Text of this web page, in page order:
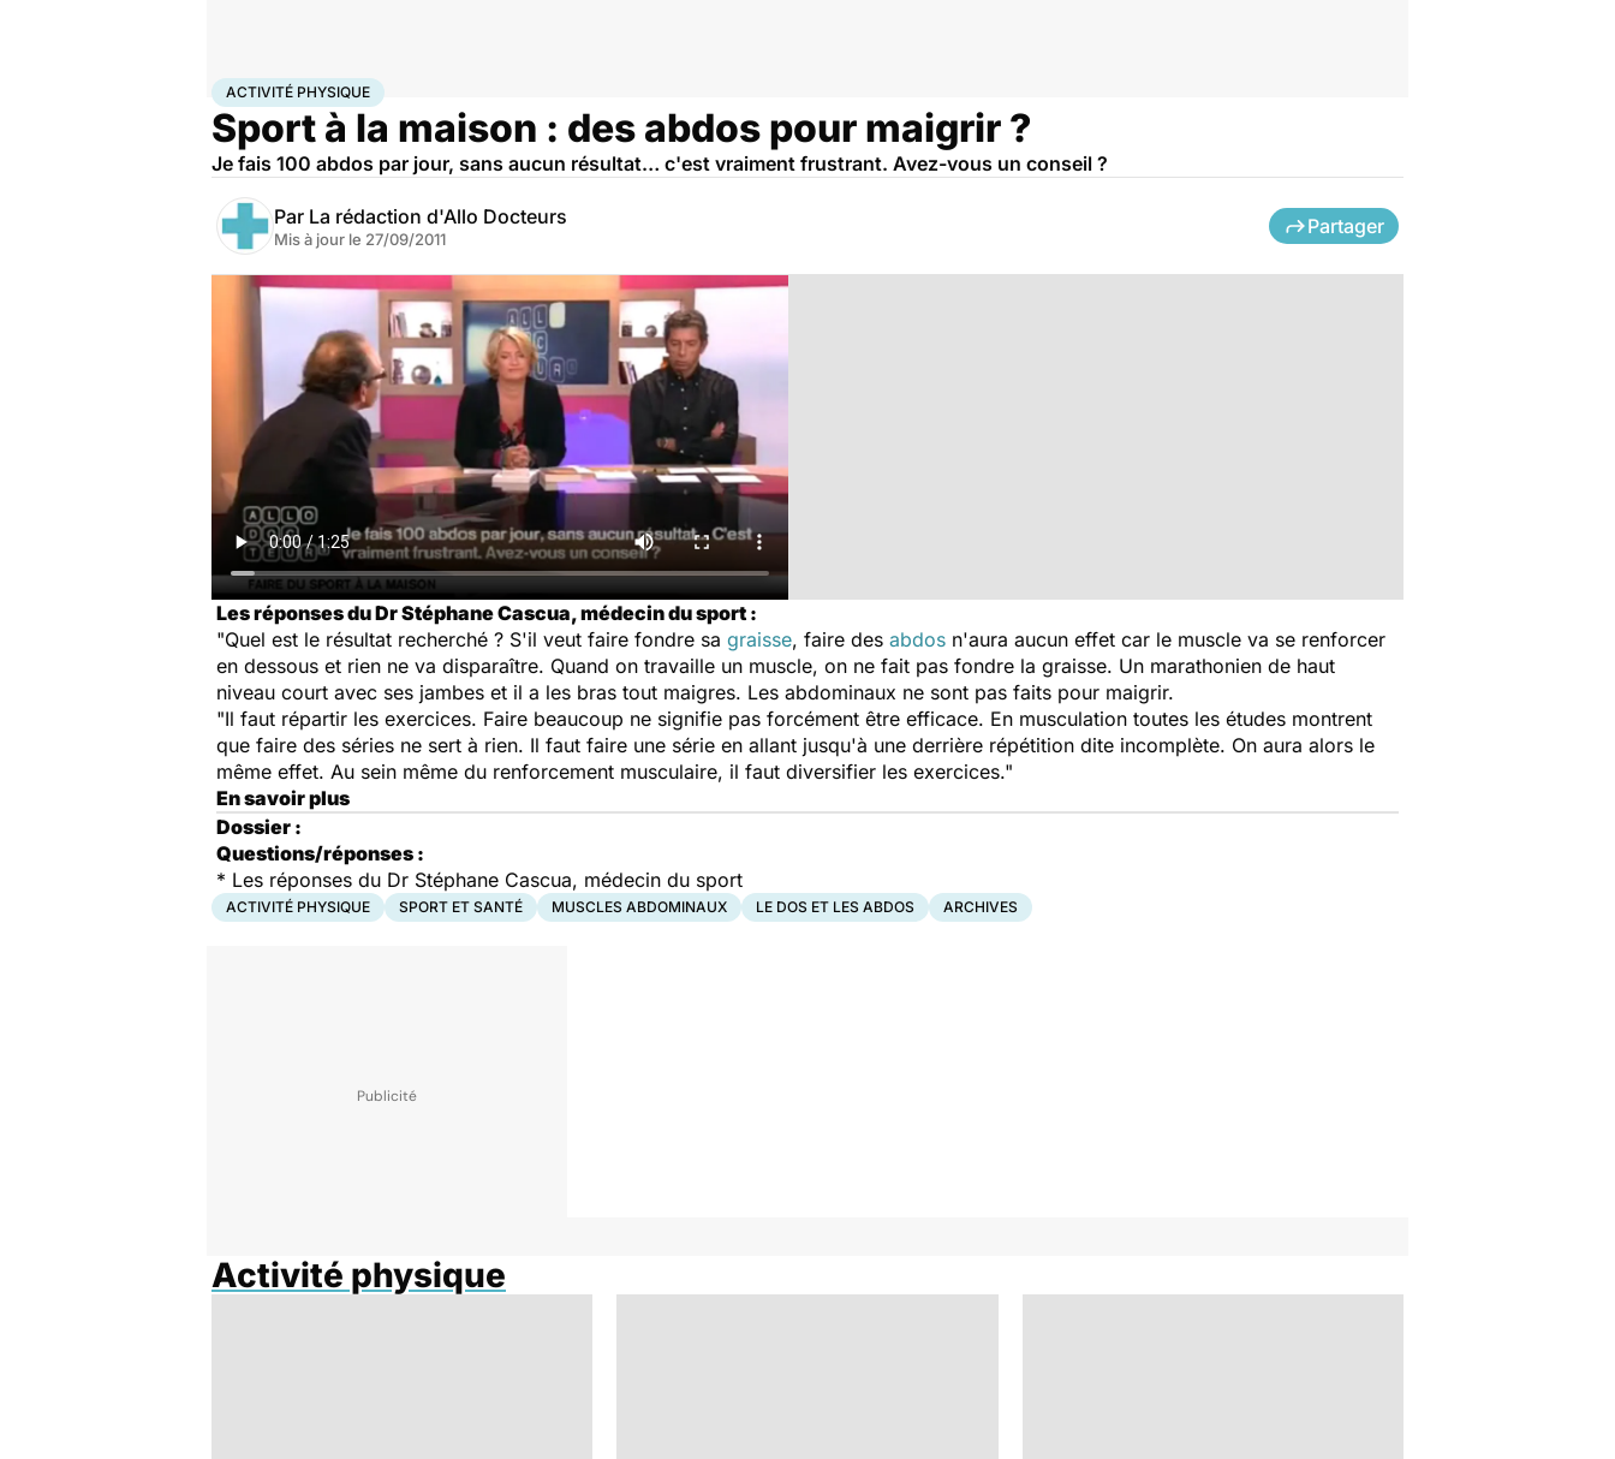
AccueilBien-êtreSport santé
ACTIVITÉ PHYSIQUE
Sport à la maison : des abdos pour maigrir ?
Je fais 100 abdos par jour, sans aucun résultat… c'est vraiment frustrant. Avez-vous un conseil ?
Par La rédaction d'Allo Docteurs
Mis à jour le 27/09/2011
Partager
Les réponses du Dr Stéphane Cascua, médecin du sport :
"Quel est le résultat recherché ? S'il veut faire fondre sa graisse, faire des abdos n'aura aucun effet car le muscle va se renforcer
en dessous et rien ne va disparaître. Quand on travaille un muscle, on ne fait pas fondre la graisse. Un marathonien de haut
niveau court avec ses jambes et il a les bras tout maigres. Les abdominaux ne sont pas faits pour maigrir.
"Il faut répartir les exercices. Faire beaucoup ne signifie pas forcément être efficace. En musculation toutes les études montrent
que faire des séries ne sert à rien. Il faut faire une série en allant jusqu'à une derrière répétition dite incomplète. On aura alors le
même effet. Au sein même du renforcement musculaire, il faut diversifier les exercices."
En savoir plus
Dossier :
Questions/réponses :
* Les réponses du Dr Stéphane Cascua, médecin du sport
ACTIVITÉ PHYSIQUE SPORT ET SANTÉ MUSCLES ABDOMINAUX LE DOS ET LES ABDOS ARCHIVES
Activité physique